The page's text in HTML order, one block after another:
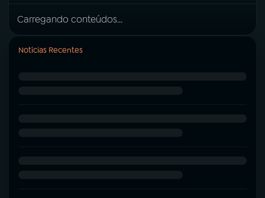
Carregando conteúdos...
Notícias Recentes